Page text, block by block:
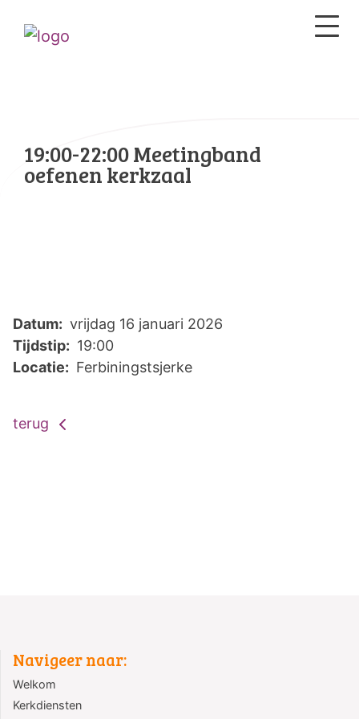
19:00-22:00 Meetingband
oefenen kerkzaal
Datum: vrijdag 16 januari 2026
Tijdstip: 19:00
Locatie: Ferbiningstsjerke
terug
Navigeer naar:
Welkom
Kerkdiensten